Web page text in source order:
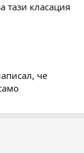
тази класация
че